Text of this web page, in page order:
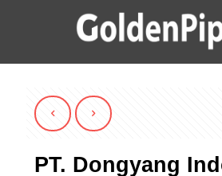
PT. Dongyang